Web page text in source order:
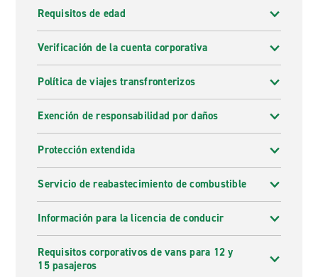
Requisitos de edad
Verificación de la cuenta corporativa
Política de viajes transfronterizos
Exención de responsabilidad por daños
Protección extendida
Servicio de reabastecimiento de combustible
Información para la licencia de conducir
Requisitos corporativos de vans para 12 y
15 pasajeros